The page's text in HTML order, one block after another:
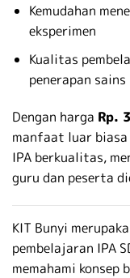
Kemudahan
eksperimen
Kualitas
penerapan
Dengan harga Rp.
manfaat luar
IPA berkualitas,
guru dan peserta
KIT Bunyi
pembelajaran IPA
memahami konsep